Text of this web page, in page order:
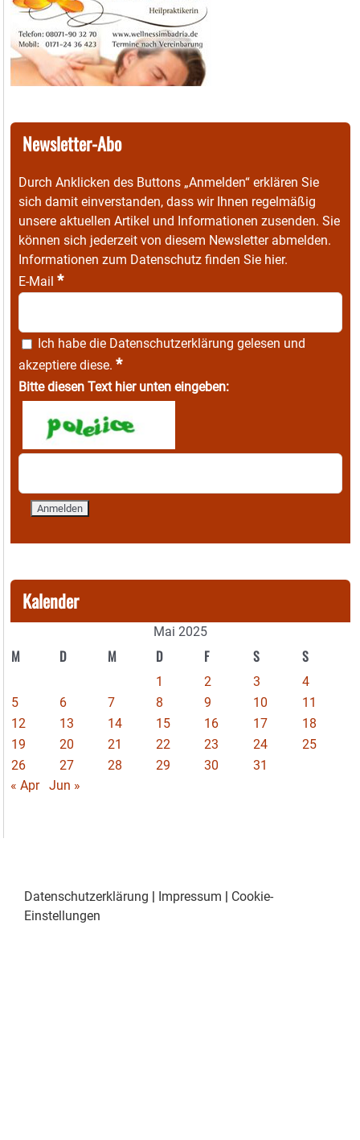
Newsletter-Abo
Durch Anklicken des Buttons „Anmelden“ erklären Sie
sich damit einverstanden, dass wir Ihnen regelmäßig
unsere aktuellen Artikel und Informationen zusenden. Sie
können sich jederzeit von diesem Newsletter abmelden.
Informationen zum Datenschutz finden Sie hier.
E-Mail *
Ich habe die Datenschutzerklärung gelesen und
akzeptiere diese. *
Bitte diesen Text hier unten eingeben:
Kalender
Mai 2025
M D M D F S S
1 2 3
4
5
6 7 8 9 10
11
12
13 14 15 16 17
18
19
20 21 22 23 24
25
26
27 28 29 30
31
« Apr
Jun »
Datenschutzerklärung | Impressum | Cookie-
Einstellungen